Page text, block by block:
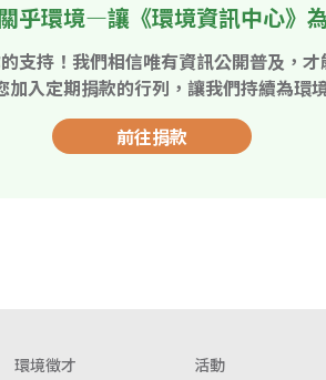
乎環境—讓《環境資訊中心》
支持！我們相信唯有資訊公開普及，
加入定期捐款的行列，讓我們持續為環
前往捐款
環境徵才 活動